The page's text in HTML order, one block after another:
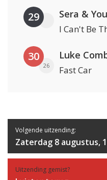
29 Sera &
I Can't Be
30
26
Luke
Fast Car
Volgende uitzending:
Zaterdag 8 augustus,
Uitzending gemist?